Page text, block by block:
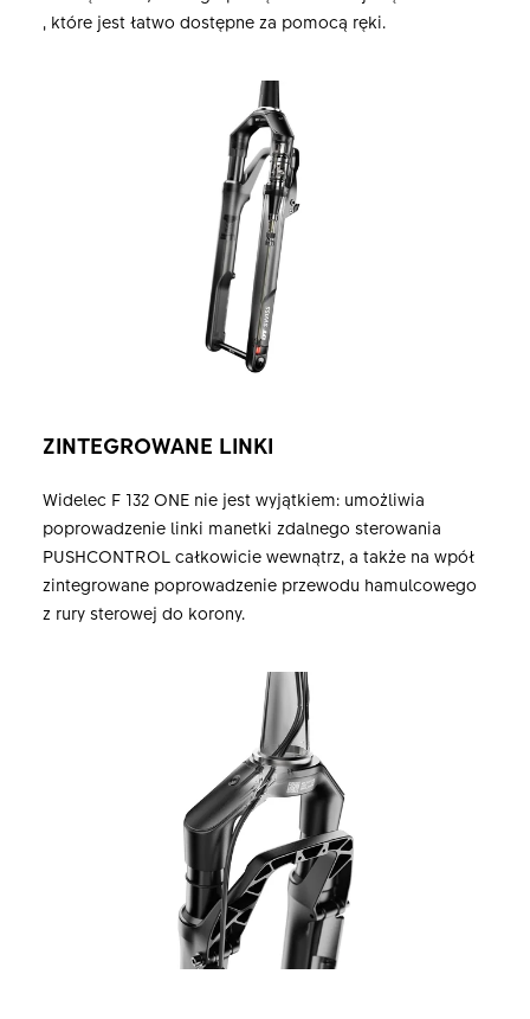
, które jest łatwo dostępne za pomocą ręki.
ZINTEGROWANE LINKI
Widelec F 132 ONE nie jest wyjątkiem: umożliwia
poprowadzenie linki manetki zdalnego sterowania
PUSHCONTROL całkowicie wewnątrz, a także na wpół
zintegrowane poprowadzenie przewodu hamulcowego
z rury sterowej do korony.